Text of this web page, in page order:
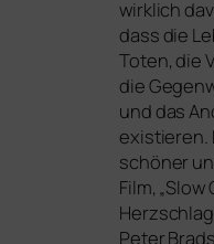
wirk­lich
dass die
Toten, die
die
und das
exis­tie­ren.
schö­ner
Film,
Peter